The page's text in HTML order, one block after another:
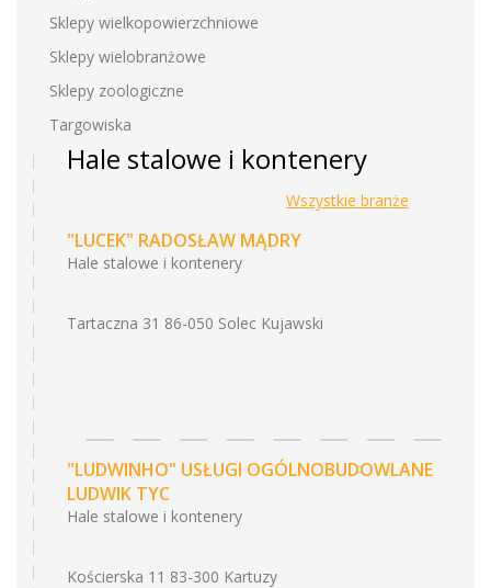
Sklepy wielkopowierzchniowe
Sklepy wielobranżowe
Sklepy zoologiczne
Targowiska
Hale stalowe i kontenery
Wszystkie branże
"LUCEK" RADOSŁAW MĄDRY
Hale stalowe i kontenery
Tartaczna 31 86-050 Solec Kujawski
"LUDWINHO" USŁUGI OGÓLNOBUDOWLANE
LUDWIK TYC
Hale stalowe i kontenery
Kościerska 11 83-300 Kartuzy